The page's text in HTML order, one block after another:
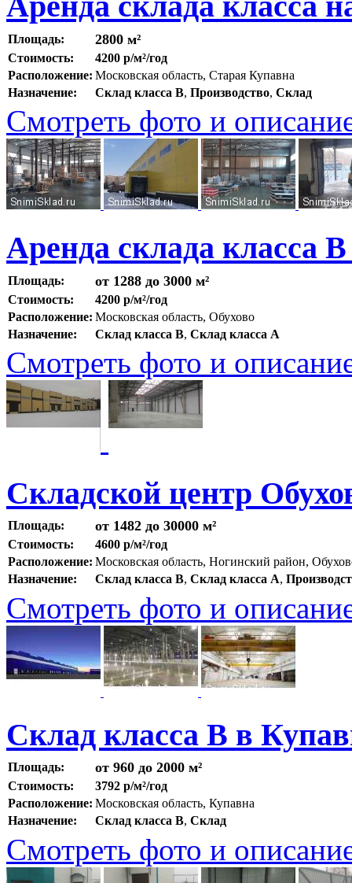
Площадь: 2800 м²
Стоимость:
4200 р/м²/год
Расположение: Московская область, Старая Купавна
Назначение:
Склад класса B, Производство, Склад
Смотреть фото и
Аренда склада класса
Площадь: от 1288 до 3000 м²
Стоимость:
4200 р/м²/год
Расположение: Московская область, Обухово
Назначение:
Склад класса B, Склад класса A
Смотреть фото и
Складской центр
Площадь: от 1482 до 30000 м²
Стоимость:
4600 р/м²/год
Расположение: Московская область, Ногинский район,
Назначение:
Склад класса B, Склад класса A,
Смотреть фото и
Склад класса В в
Площадь: от 960 до 2000 м²
Стоимость:
3792 р/м²/год
Расположение: Московская область, Купавна
Назначение:
Склад класса B, Склад
Смотреть фото и